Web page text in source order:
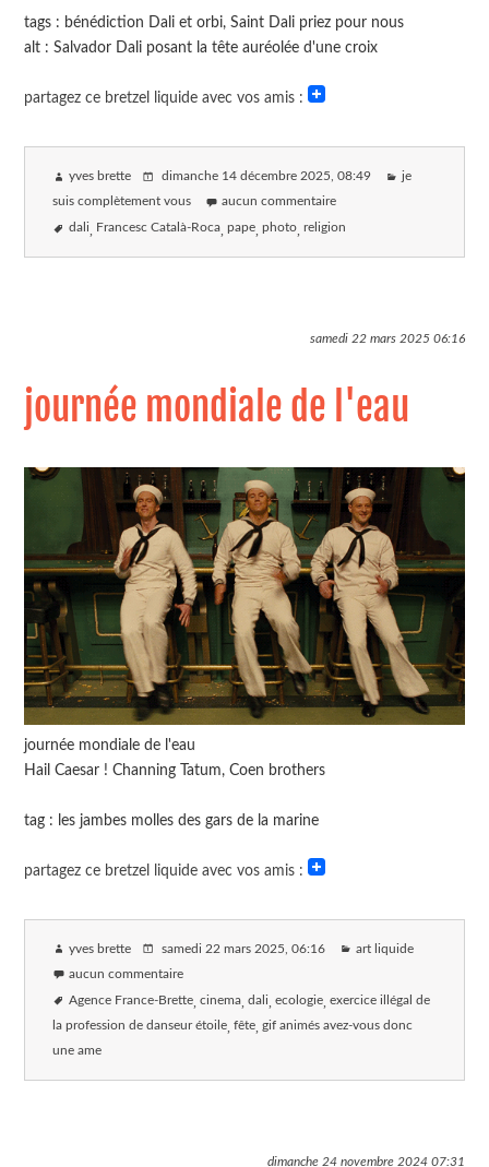
tags : bénédiction Dali et orbi, Saint Dali priez pour nous
alt : Salvador Dali posant la tête auréolée d'une croix
partagez ce bretzel liquide avec vos amis :
yves brette dimanche 14 décembre 2025 , 08:49 je
suis complètement vous aucun commentaire
dali Francesc Català-Roca pape photo religion
samedi 22 mars 202506:16
journée mondiale de l'eau
journée mondiale de l'eau
Hail Caesar ! Channing Tatum, Coen brothers
tag : les jambes molles des gars de la marine
partagez ce bretzel liquide avec vos amis :
yves brette samedi 22 mars 2025 , 06:16 art liquide
aucun commentaire
Agence France-Brette cinema dali ecologie exercice illégal de
la profession de danseur étoile fête gif animés avez-vous donc
une ame
dimanche 24 novembre 202407:31